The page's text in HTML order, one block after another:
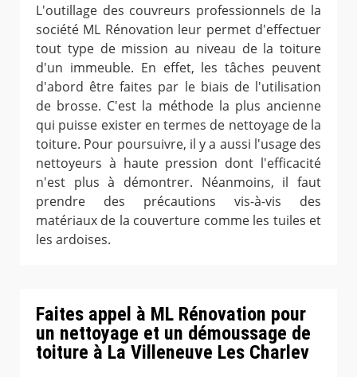
L'outillage des couvreurs professionnels de la
société ML Rénovation leur permet d'effectuer
tout type de mission au niveau de la toiture
d'un immeuble. En effet, les tâches peuvent
d'abord être faites par le biais de l'utilisation
de brosse. C'est la méthode la plus ancienne
qui puisse exister en termes de nettoyage de la
toiture. Pour poursuivre, il y a aussi l'usage des
nettoyeurs à haute pression dont l'efficacité
n'est plus à démontrer. Néanmoins, il faut
prendre des précautions vis-à-vis des
matériaux de la couverture comme les tuiles et
les ardoises.
Faites appel à ML Rénovation pour
un nettoyage et un démoussage de
toiture à La Villeneuve Les Charlev